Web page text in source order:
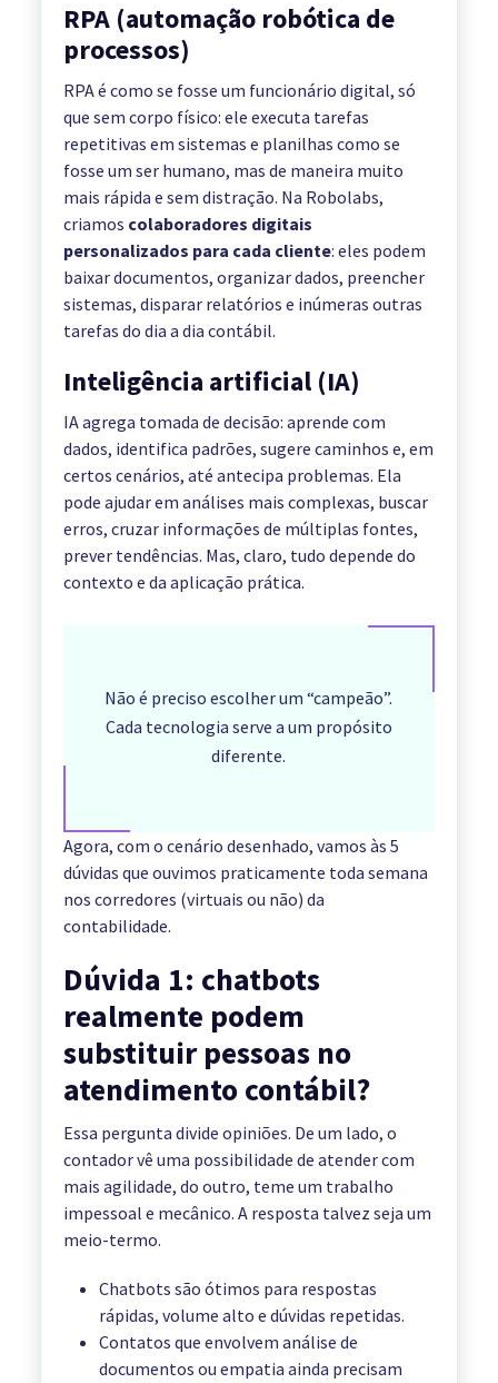
RPA (automação robótica de
processos)
RPA é como se fosse um funcionário digital, só
que sem corpo físico: ele executa tarefas
repetitivas em sistemas e planilhas como se
fosse um ser humano, mas de maneira muito
mais rápida e sem distração. Na Robolabs,
criamos colaboradores digitais
personalizados para cada cliente: eles podem
baixar documentos, organizar dados, preencher
sistemas, disparar relatórios e inúmeras outras
tarefas do dia a dia contábil.
Inteligência artificial (IA)
IA agrega tomada de decisão: aprende com
dados, identifica padrões, sugere caminhos e, em
certos cenários, até antecipa problemas. Ela
pode ajudar em análises mais complexas, buscar
erros, cruzar informações de múltiplas fontes,
prever tendências. Mas, claro, tudo depende do
contexto e da aplicação prática.
Não é preciso escolher um “campeão”.
Cada tecnologia serve a um propósito
diferente.
Agora, com o cenário desenhado, vamos às 5
dúvidas que ouvimos praticamente toda semana
nos corredores (virtuais ou não) da
contabilidade.
Dúvida 1: chatbots
realmente podem
substituir pessoas no
atendimento contábil?
Essa pergunta divide opiniões. De um lado, o
contador vê uma possibilidade de atender com
mais agilidade, do outro, teme um trabalho
impessoal e mecânico. A resposta talvez seja um
meio-termo.
Chatbots são ótimos para respostas
rápidas, volume alto e dúvidas repetidas.
Contatos que envolvem análise de
documentos ou empatia ainda precisam